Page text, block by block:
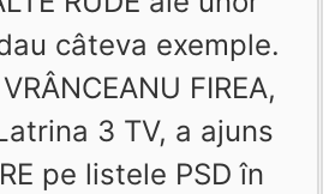
câteva exemple.
FIREA,
3 TV, a ajuns
pe listele PSD în